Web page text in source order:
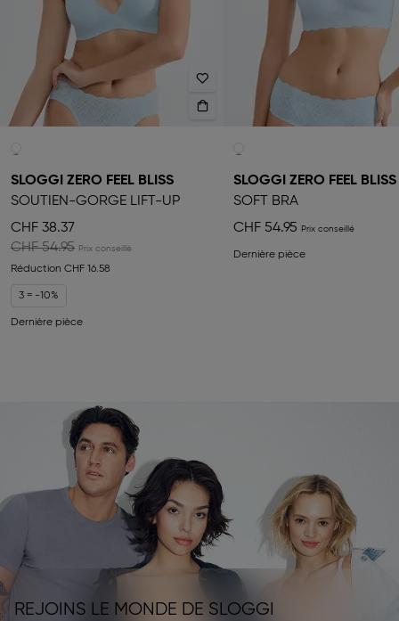
SLOGGI ZERO FEEL BLISS
SOUTIEN-GORGE LIFT-UP
CHF 38.37
CHF 54.95
Réduction CHF 16.58
3 = -10%
Dernière pièce
SLOGGI ZERO FEEL BLISS
SOFT BRA
CHF 54.95
Dernière pièce
REJOINS LE MONDE DE SLOGGI